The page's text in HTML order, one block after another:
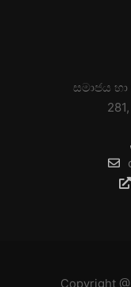
සමාජය
Copyright @